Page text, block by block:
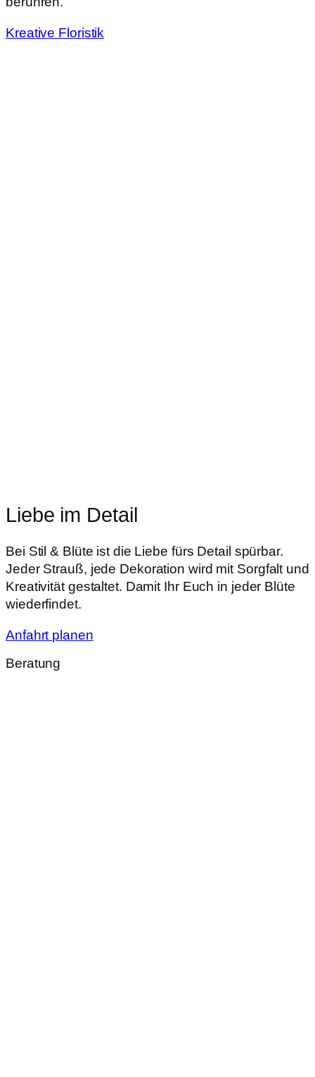
Kreative Floristik
Liebe im Detail
Bei Stil & Blüte ist die Liebe fürs Detail spürbar.
Jeder Strauß, jede Dekoration wird mit Sorgfalt und
Kreativität gestaltet. Damit Ihr Euch in jeder Blüte
wiederfindet.
Anfahrt planen
Beratung